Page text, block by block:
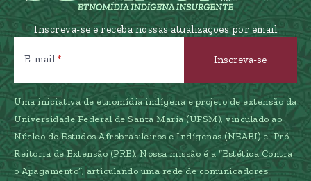
Inscreva-se e receba nossas atualizações por email
E-mail
Uma iniciativa de etnomídia indígena e projeto de extensão da
Universidade Federal de Santa Maria (UFSM), vinculado ao
Núcleo de Estudos Afrobrasileiros e Indígenas (NEABI) e Pró-
Reitoria de Extensão (PRE). Nossa missão é a “Estética Contra
o Apagamento”, articulando uma rede de comunicadores